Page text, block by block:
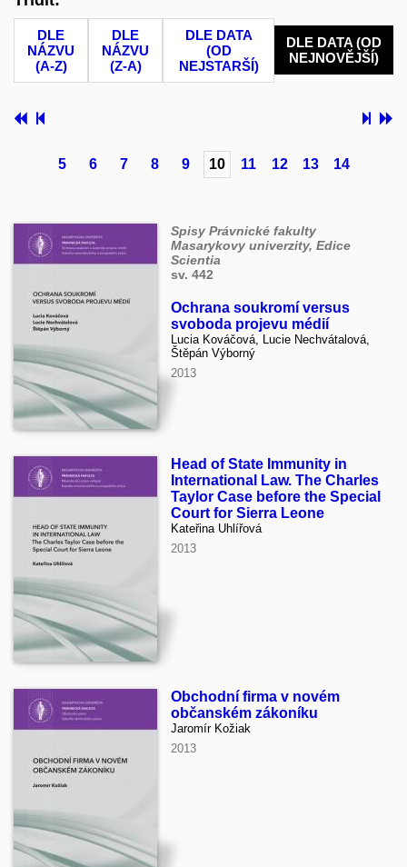
DLE
NÁZVU
(A-Z)
DLE
NÁZVU
(Z-A)
DLE DATA
(OD
NEJSTARŠÍ)
DLE DATA (OD
NEJNOVĚJŠÍ)
5 6 7 8 9 10 11 12 13 14
Spisy Právnické fakulty
Masarykovy univerzity, Edice
Scientia
sv. 442
Ochrana soukromí versus
svoboda projevu médií
Lucia Kováčová, Lucie Nechvátalová,
Štěpán Výborný
2013
Head of State Immunity in
International Law. The Charles
Taylor Case before the Special
Court for Sierra Leone
Kateřina Uhlířová
2013
Obchodní firma v novém
občanském zákoníku
Jaromír Kožiak
2013